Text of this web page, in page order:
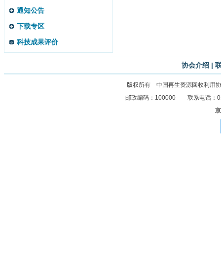
通知公告
下载专区
科技成果评价
协会介绍 |
版权所有 中国再生资源回收利用
邮政编码：100000 联系电话：